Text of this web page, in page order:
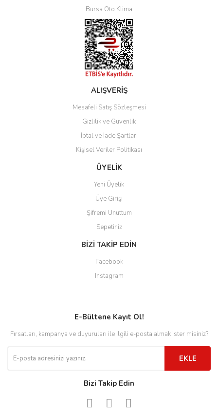
Bursa Oto Klima
ALIŞVERİŞ
Mesafeli Satış Sözleşmesi
Gizlilik ve Güvenlik
İptal ve İade Şartları
Kişisel Veriler Politikası
ÜYELİK
Yeni Üyelik
Üye Girişi
Şifremi Unuttum
Sepetiniz
BİZİ TAKİP EDİN
Facebook
Instagram
E-Bültene Kayıt Ol!
Fırsatları, kampanya ve duyuruları ile ilgili e-posta almak ister misiniz?
EKLE
Bizi Takip Edin